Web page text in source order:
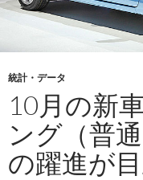
統計・データ
10月の新
ング（普
の躍進が